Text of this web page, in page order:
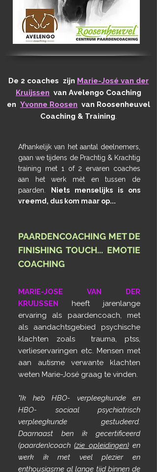
De 2 coaches zijn Marie-José van der
Kruijssen van Avelengo Coaching
en Yvonne Roosen van Roosenheuvel
Coaching & Training.
Afhankelijk van het aantal deelnemers,
gaan we tijdens de Prachtig & Krachtig
training met 1 of 2 ervaren coaches
aan het werk mèt en tussen de
paarden.
Niets menselijks is ons
vreemd, dus kom maar op...
PAARDENCOACHING MET DE
FINISHING TOUCH... EMOTIE
COACHING
MARIE-JOSE VAN DER
KRUIJSSEN heeft jarenlange
ervaring als paardencoach, met
als aandachtsgebied psychische
klachten zoals trauma, ptss,
verlieservaringen etc. Mensen met
aan autisme verwante klachten
weten Marie-José graag te vinden.
"Ik heb HBO- verpleegkunde en
HBO- sociaal psychiatrisch
verpleegkunde gestudeerd.
Daarnaast ben ik gecertificeerd
(paarden)coach(zie opleidingen)en
werk ik met veel plezier en
enthousiasme al lange tijd binnen de